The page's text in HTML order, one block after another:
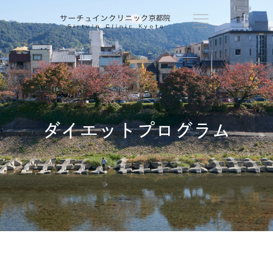
ダイエットプログラム